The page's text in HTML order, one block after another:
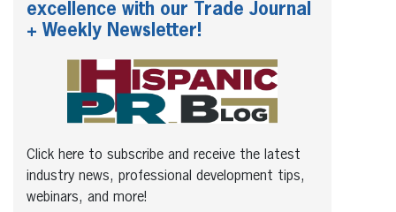
excellence with our Trade Journal
+ Weekly Newsletter!
Click here to subscribe and receive the latest
industry news, professional development tips,
webinars, and more!